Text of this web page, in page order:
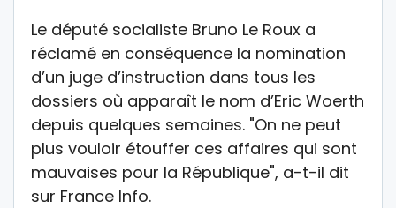
Le député socialiste Bruno Le Roux a
réclamé en conséquence la nomination
d’un juge d’instruction dans tous les
dossiers où apparaît le nom d’Eric Woerth
depuis quelques semaines. "On ne peut
plus vouloir étouffer ces affaires qui sont
mauvaises pour la République", a-t-il dit
sur France Info.